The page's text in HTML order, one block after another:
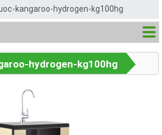
kangaroo-hydrogen-kg100hg
hydrogen-kg100hg